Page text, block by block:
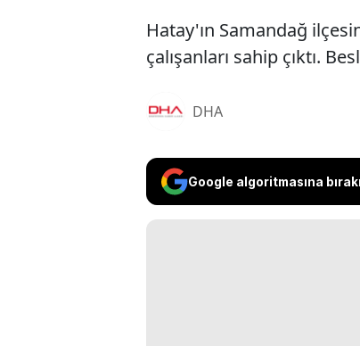
Hatay'ın Samandağ
çalışanları sahip çıktı.
DHA
Google algoritmasına